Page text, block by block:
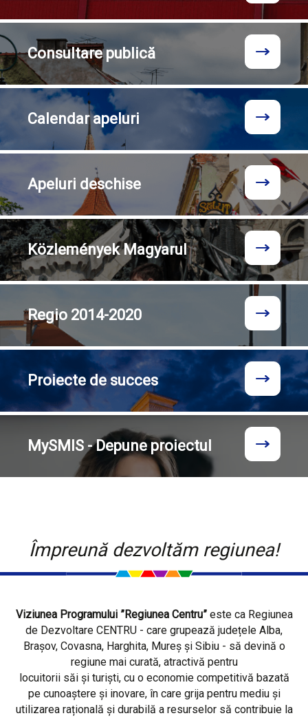
Consultarepublică
Calendarapeluri
Apeluri deschise
KözleményekMagyarul
Regio 2014-2020
Proiecte de succes
MySMIS - Depune proiectul
Împreună dezvoltăm regiunea!
Viziunea Programului ”Regiunea Centru”este ca Regiunea
de Dezvoltare CENTRU - care grupează județele Alba,
Brașov, Covasna, Harghita, Mureș și Sibiu - să devină o
regiune mai curată, atractivă pentru
locuitorii săi și turiști, cu o economie competitivă bazată
pe cunoaștere și inovare, în care grija pentru mediu și
utilizarea rațională și durabilă a resurselor să contribuie la